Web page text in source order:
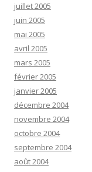
juillet 2005
juin 2005
mai 2005
avril 2005
mars 2005
février 2005
janvier 2005
décembre 2004
novembre 2004
octobre 2004
septembre 2004
août 2004